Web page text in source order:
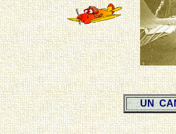
UN